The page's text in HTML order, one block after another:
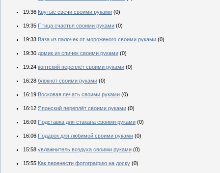
19:36 Крутые свечи своими руками (0)
19:35 Птица счастья своими руками (0)
19:33 Ваза из палочек от мороженого своими руками (0)
19:30 домик из спичек своими руками (0)
19:24 коптский переплёт своими руками (0)
16:28 блокнот своими руками (0)
16:19 Восковая печать своими руками (0)
16:12 Японский переплёт своими руками (0)
16:09 Подставка для стакана своими руками (0)
16:06 Подарок для любимой своими руками (0)
15:58 увлажнитель воздуха своими руками (0)
15:55 Как перенести фотографию на доску (0)